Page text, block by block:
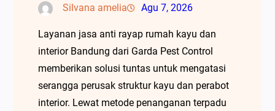
Silvana amelia Agu 7, 2026
Layanan jasa anti rayap rumah kayu dan
interior Bandung dari Garda Pest Control
memberikan solusi tuntas untuk mengatasi
serangga perusak struktur kayu dan perabot
interior. Lewat metode penanganan terpadu